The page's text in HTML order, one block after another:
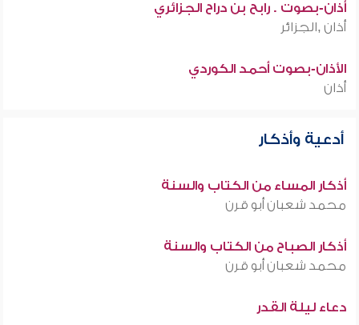
أذان-بصوت . رابح بن دراح الجزائري
أذان ,الجزائر
الأذان-بصوت أحمد الكوردي
أذان
أدعية وأذكار
أذكار المساء من الكتاب والسنة
محمد شعبان أبو قرن
أذكار الصباح من الكتاب والسنة
محمد شعبان أبو قرن
دعاء ليلة القدر